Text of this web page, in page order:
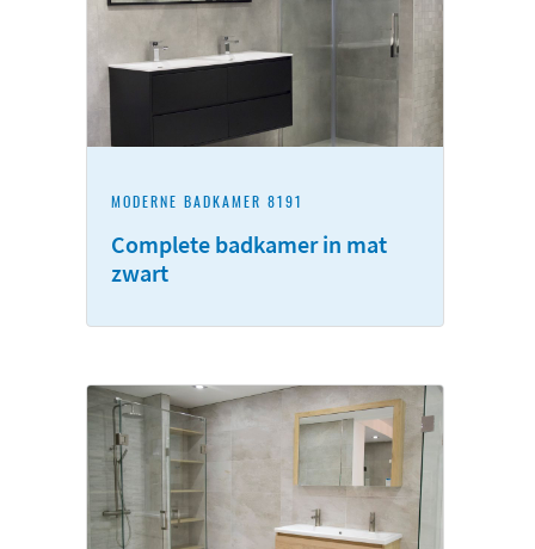
MODERNE BADKAMER 8191
Complete badkamer in mat
zwart